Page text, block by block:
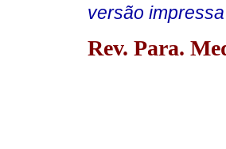
versão impressa
Rev. Para.